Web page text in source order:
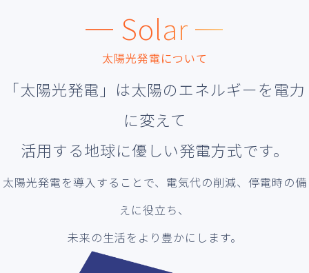
─ Solar ─
太陽光発電について
「太陽光発電」は太陽のエネルギーを電力
に変えて
活用する地球に優しい発電方式です。
太陽光発電を導入することで、電気代の削減、停電時の備
えに役立ち、
未来の生活をより豊かにします。